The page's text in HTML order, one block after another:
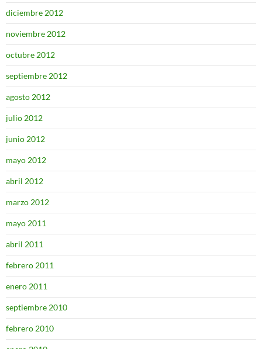
diciembre 2012
noviembre 2012
octubre 2012
septiembre 2012
agosto 2012
julio 2012
junio 2012
mayo 2012
abril 2012
marzo 2012
mayo 2011
abril 2011
febrero 2011
enero 2011
septiembre 2010
febrero 2010